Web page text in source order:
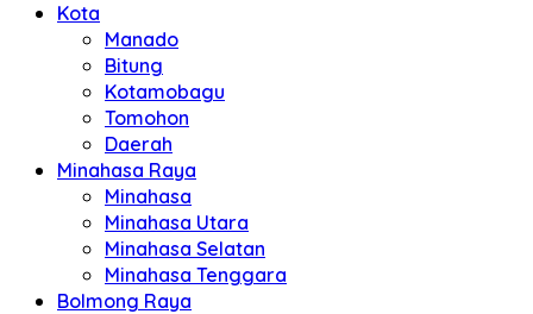
Kota
Manado
Bitung
Kotamobagu
Tomohon
Daerah
Minahasa Raya
Minahasa
Minahasa Utara
Minahasa Selatan
Minahasa Tenggara
Bolmong Raya